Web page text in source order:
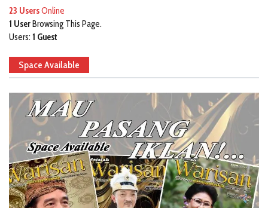
23 UsersOnline
1 User Browsing This Page.
Users: 1 Guest
Space Available